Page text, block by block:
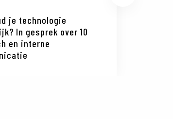
je technologie
In gesprek over 10
en interne